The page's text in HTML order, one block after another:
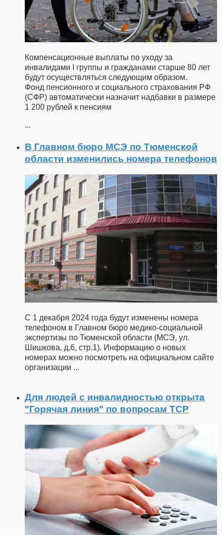
Компенсационные выплаты по уходу за
инвалидами I группы и гражданами старше 80 лет
будут осуществляться следующим образом.
Фонд пенсионного и социального страхования РФ
(СФР) автоматически назначит надбавки в размере
1 200 рублей к пенсиям
...
В Главном бюро МСЭ по Тюменской
области изменились номера телефонов
С 1 декабря 2024 года будут изменены номера
телефоном в Главном бюро медико-социальной
экспертизы по Тюменской области (МСЭ, ул.
Шишкова, д.6, стр.1). Информацию о новых
номерах можно посмотреть на официальном сайте
организации ...
Для людей с инвалидностью открыта
"Горячая линия" по вопросам ТСР